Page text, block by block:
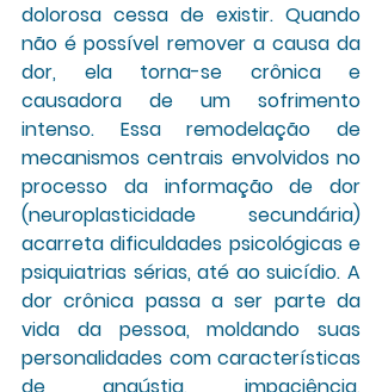
dolorosa cessa de existir. Quando
não é possível remover a causa da
dor, ela torna-se crônica e
causadora de um sofrimento
intenso. Essa remodelação de
mecanismos centrais envolvidos no
processo da informação de dor
(neuroplasticidade secundária)
acarreta dificuldades psicológicas e
psiquiatrias sérias, até ao suicídio. A
dor crônica passa a ser parte da
vida da pessoa, moldando suas
personalidades com características
de angústia, impaciência,